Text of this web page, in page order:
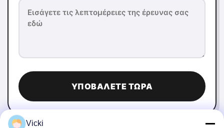
ΥΠΟΒΆΛΕΤΕ ΤΏΡΑ
Vicki